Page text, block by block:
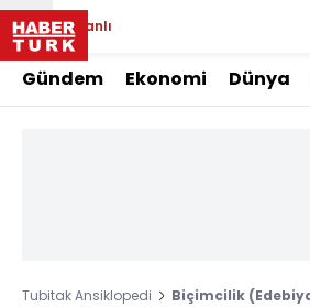
Canlı
Gündem Ekonomi Dünya
Tubitak Ansiklopedi Biçimcilik